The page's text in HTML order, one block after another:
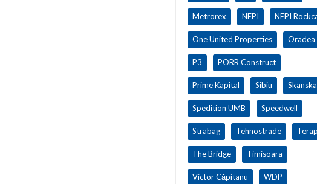
Metrorex NEPI NEPI
One United Properties Oradea
P3 PORR Construct
Prime Kapital Sibiu Skanska
Spedition UMB Speedwell
Strabag Tehnostrade
The Bridge Timisoara
Victor Căpitanu WDP